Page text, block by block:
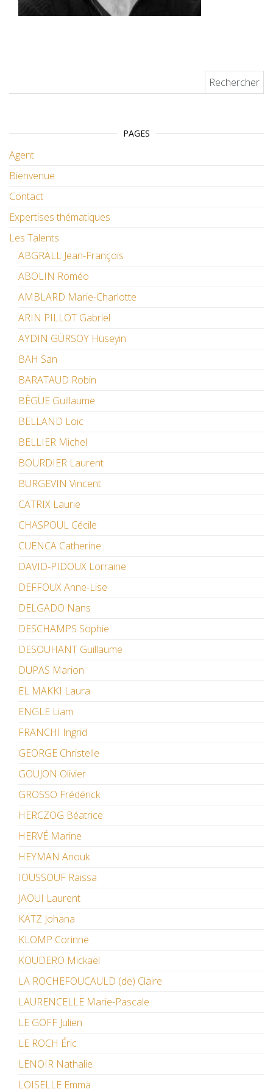
PAGES
Agent
Bienvenue
Contact
Expertises thématiques
Les Talents
ABGRALL Jean-François
ABOLIN Roméo
AMBLARD Marie-Charlotte
ARIN PILLOT Gabriel
AYDIN GÜRSOY Hüseyin
BAH San
BARATAUD Robin
BÈGUE Guillaume
BELLAND Loïc
BELLIER Michel
BOURDIER Laurent
BURGEVIN Vincent
CATRIX Laurie
CHASPOUL Cécile
CUENCA Catherine
DAVID-PIDOUX Lorraine
DEFFOUX Anne-Lise
DELGADO Nans
DESCHAMPS Sophie
DESOUHANT Guillaume
DUPAS Marion
EL MAKKI Laura
ENGLE Liam
FRANCHI Ingrid
GEORGE Christelle
GOUJON Olivier
GROSSO Frédérick
HERCZOG Béatrice
HERVÉ Marine
HEYMAN Anouk
IOUSSOUF Raïssa
JAOUI Laurent
KATZ Johana
KLOMP Corinne
KOUDERO Mickaël
LA ROCHEFOUCAULD (de) Claire
LAURENCELLE Marie-Pascale
LE GOFF Julien
LE ROCH Éric
LENOIR Nathalie
LOISELLE Emma